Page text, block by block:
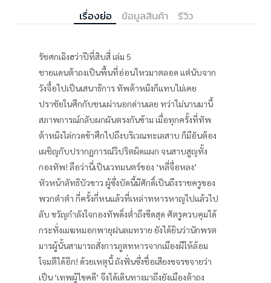
เรื่องย่อ ข้อมูลสินค้า รีวิว
รัชศกเฉิงฮว่าปีที่สิบสี่ เล่ม 5
ชายแดนต้าถงเป็นพื้นที่อ่อนไหวมาตลอด แต่นับจาก
วังจื๋อไปเป็นเสนาธิการ ทัพต้าหมิงก็แทบไม่เคย
ปราชัยในศึกกับชนเผ่านอกด่านเลย ทว่าไม่นานมานี้
สภาพการณ์กลับผกผันตรงกันข้าม เมื่อทุกครั้งที่ทัพ
ต้าหมิงไล่กวดข้าศึกไปถึงบริเวณทะเลสาบ ก็มีอันต้อง
เผชิญกับปรากฏการณ์วิปริตผิดแผก จนสาบสูญทั้ง
กองทัพ! ลือว่านี่เป็นเวทมนตร์ของ ‘หลี่จื่อหลง’
หัวหน้าลัทธิบัวขาว ผู้ซึ่งบัดนี้มีศักดิ์เป็นถึงราชครูของ
พวกต๋าต๋า กี่ครั้งกี่หนแล้วที่เหล่าทหารหาญไปแล้วไป
ลับ ขวัญกำลังใจกองทัพดิ่งต่ำถึงขีดสุด ศัตรูควบคุมได้
กระทั่งเมฆหมอกพายุฝนลมทราย ยังได้ยินว่านักพรต
มารผู้นั้นสามารถสั่งการภูตทหารจากเมืองผีให้ล้อม
โจมตีได้อีก! ด้วยเหตุนี้ ถังฟั่นซึ่งชื่อเสียงขจรขจายว่า
เป็น ‘เทพผู้ไขคดี’ จึงได้เดินทางมาถึงยังเมืองต้าถง